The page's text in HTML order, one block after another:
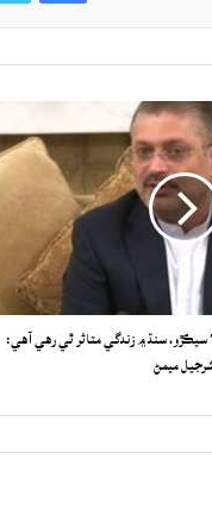
ڪوٽڙي بيراج وٽ پاڻي کوٽ 72 سيڪڙو، سنڌ ۾ زندگي متاثر ٿي رهي آهي:
ميمڻ